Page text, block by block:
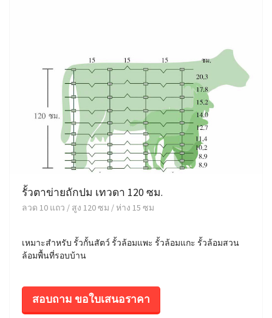
รั้วตาข่ายถักปม เทวดา 120 ซม.
ลวด 10 แถว / สูง 120 ซม / ห่าง 15 ซม
เหมาะสำหรับ รั้วกั้นสัตว์ รั้วล้อมแพะ รั้วล้อมแกะ รั้วล้อมสวน
ล้อมพื้นที่รอบบ้าน
สอบถาม ขอใบเสนอราคา